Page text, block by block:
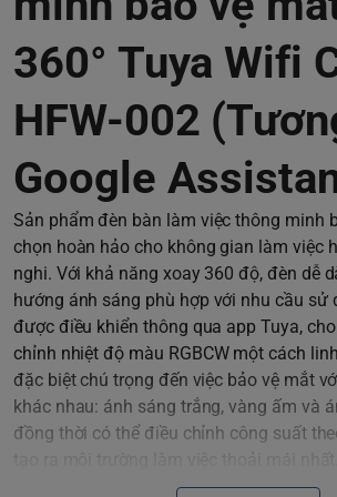
360° Tuya Wifi
HFW-002
Google
Sản phẩm đèn bàn làm việc thông minh
chọn hoàn hảo cho không gian làm việc
nghi. Với khả năng xoay 360 độ, đèn dễ
hướng ánh sáng phù hợp với nhu cầu sử
được điều khiển thông qua app Tuya,
chỉnh nhiệt độ màu RGBCW một cách
đặc biệt chú trọng đến việc bảo vệ mắt
khác nhau: ánh sáng trắng, vàng ấm và
đồng thời có thể điều chỉnh công suất
Thân đèn có khả năng thay đổi màu sắc